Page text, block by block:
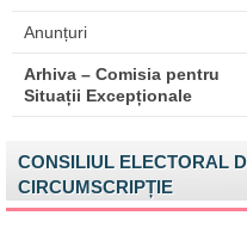
Anunțuri
Arhiva – Comisia pentru
Situații Excepționale
CONSILIUL ELECTORAL
CIRCUMSCRIPȚIE